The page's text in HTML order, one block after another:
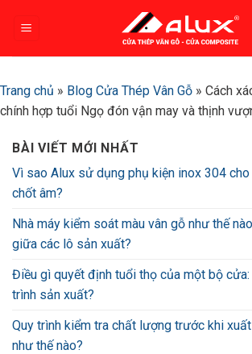
Trang chủ » Blog Cửa Thép Vân Gỗ » Cách
chính hợp tuổi Ngọ đón vận may và thịnh
BÀI VIẾT MỚI NHẤT
Vì sao Alux sử dụng phụ kiện inox 304
chốt âm?
Nhà máy kiểm soát màu vân gỗ như thế
giữa các lô sản xuất?
Điều gì quyết định tuổi thọ của một bộ
trình sản xuất?
Quy trình kiểm tra chất lượng trước khi
như thế nào?